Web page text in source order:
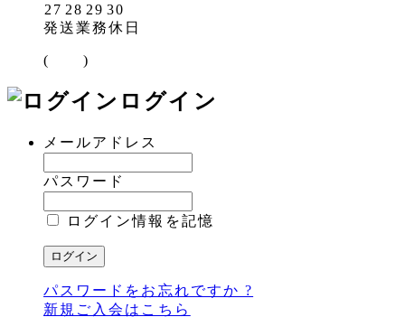
27 28 29 30
発送業務休日
( )
ログイン
メールアドレス
パスワード
ログイン情報を記憶
パスワードをお忘れですか ?
新規ご入会はこちら